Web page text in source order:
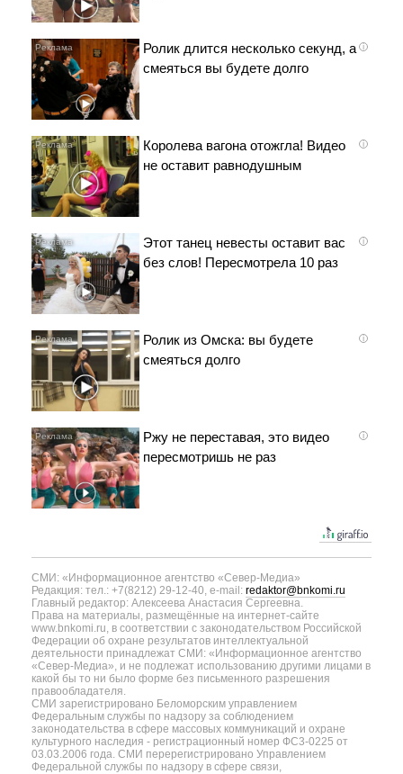
i
Ролик длится несколько секунд, а
смеяться вы будете долго
i
Королева вагона отожгла! Видео
не оставит равнодушным
i
Этот танец невесты оставит вас
без слов! Пересмотрела 10 раз
i
Ролик из Омска: вы будете
смеяться долго
i
Ржу не переставая, это видео
пересмотришь не раз
СМИ: «Информационное агентство «Север-Медиа»
Редакция: тел.: +7(8212) 29-12-40, e-mail: redaktor@bnkomi.ru
Главный редактор: Алексеева Анастасия Сергеевна.
Права на материалы, размещённые на интернет-сайте
www.bnkomi.ru, в соответствии с законодательством Российской
Федерации об охране результатов интеллектуальной
деятельности принадлежат СМИ: «Информационное агентство
«Север-Медиа», и не подлежат использованию другими лицами в
какой бы то ни было форме без письменного разрешения
правообладателя.
СМИ зарегистрировано Беломорским управлением
Федеральным службы по надзору за соблюдением
законодательства в сфере массовых коммуникаций и охране
культурного наследия - регистрационный номер ФС3-0225 от
03.03.2006 года. СМИ перерегистрировано Управлением
Федеральной службы по надзору в сфере связи,